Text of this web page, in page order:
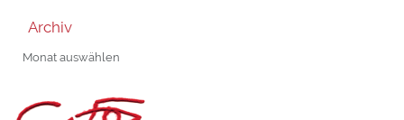
Archiv
Archiv